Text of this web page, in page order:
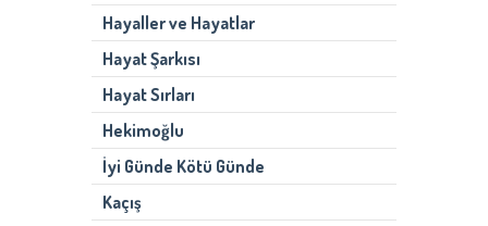
Hayaller ve Hayatlar
Hayat Şarkısı
Hayat Sırları
Hekimoğlu
İyi Günde Kötü Günde
Kaçış